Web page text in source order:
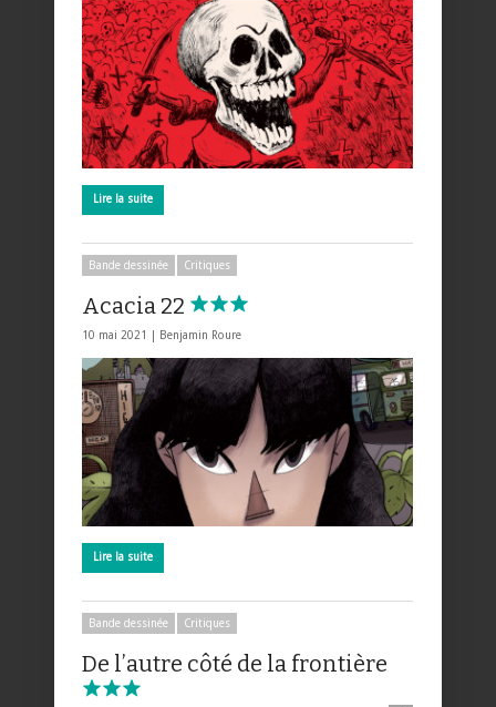
Lire la suite
Bande dessinée Critiques
Acacia 22
10 mai 2021 | Benjamin Roure
Lire la suite
Bande dessinée Critiques
De l’autre côté de la frontière